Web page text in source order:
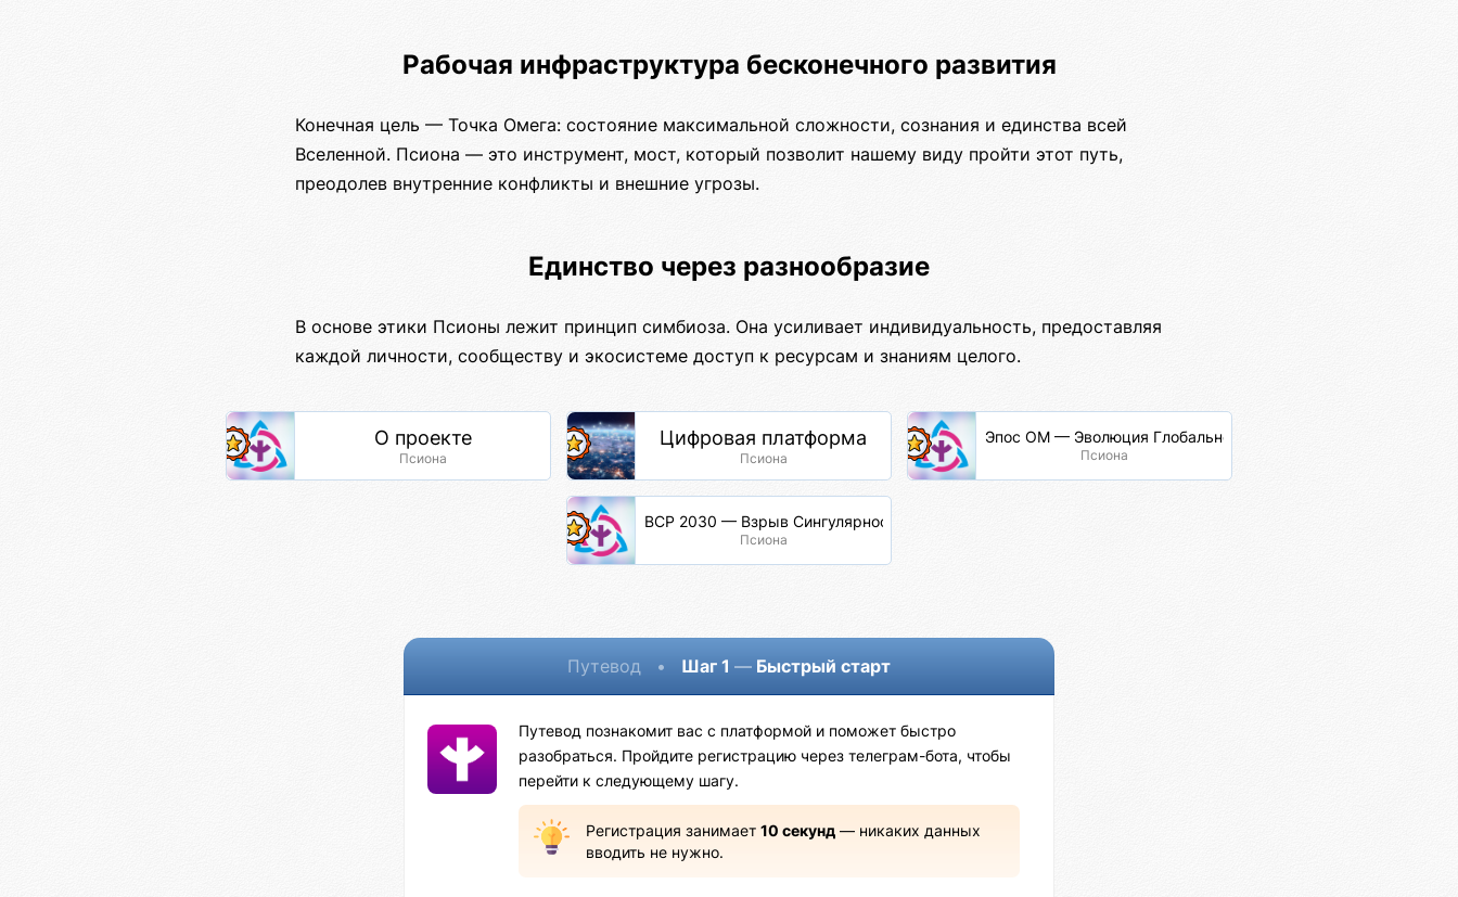
Рабочая инфраструктура бесконечного развития
Конечная цель — Точка Омега: состояние максимальной сложности, сознания и единства всей
Вселенной. Псиона — это инструмент, мост, который позволит нашему виду пройти этот путь,
преодолев внутренние конфликты и внешние угрозы.
Единство через разнообразие
В основе этики Псионы лежит принцип симбиоза. Она усиливает индивидуальность, предоставляя
каждой личности, сообществу и экосистеме доступ к ресурсам и знаниям целого.
О проекте
Псиона
Цифровая платформа
Псиона
Эпос ОМ — Эволюция Глобальной Сети
Псиона
ВСР 2030 — Взрыв Сингулярности Разума
Псиона
Путевод • Шаг 1 — Быстрый старт
Путевод познакомит вас с платформой и поможет быстро
разобраться. Пройдите регистрацию через телеграм-бота, чтобы
перейти к следующему шагу.
Регистрация занимает 10 секунд— никаких данных
вводить не нужно.